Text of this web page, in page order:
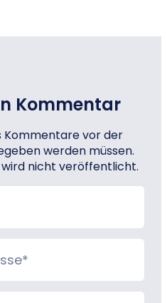
Kommentar
Kommentare vor der
werden müssen.
nicht veröffentlicht.